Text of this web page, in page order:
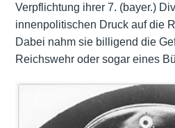
Verpflichtung ihrer 7. (bayer.)
innenpolitischen Druck auf die
Dabei nahm sie billigend die
Reichswehr oder sogar eines